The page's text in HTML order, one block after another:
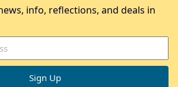
info, reflections, and deals in